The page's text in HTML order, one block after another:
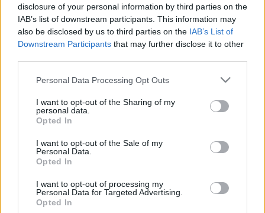
disclosure of your personal information by third parties on the
IAB’s list of downstream participants. This information may
also be disclosed by us to third parties on the IAB’s List of
Downstream Participants that may further disclose it to other
Please note that this website/app uses one or more Google
not limited to your visit or usage behaviour. You may click to
grant or deny consent to Google and its third-party tags to
use your data for below specified purposes in below Google
consent section.
Personal Data Processing Opt Outs
I want to opt-out of the Sharing of my
personal data.
Opted In
I want to opt-out of the Sale of my
Personal Data.
Opted In
I want to opt-out of processing my
Personal Data for Targeted Advertising.
Opted In